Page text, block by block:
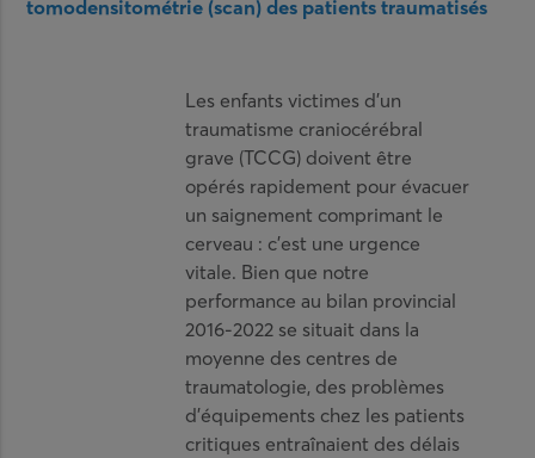
tomodensitométrie (scan) des patients traumatisés
Les enfants victimes d’un
traumatisme craniocérébral
grave (TCCG) doivent être
opérés rapidement pour évacuer
un saignement comprimant le
cerveau : c’est une urgence
vitale. Bien que notre
performance au bilan provincial
2016-2022 se situait dans la
moyenne des centres de
traumatologie, des problèmes
d’équipements chez les patients
critiques entraînaient des délais